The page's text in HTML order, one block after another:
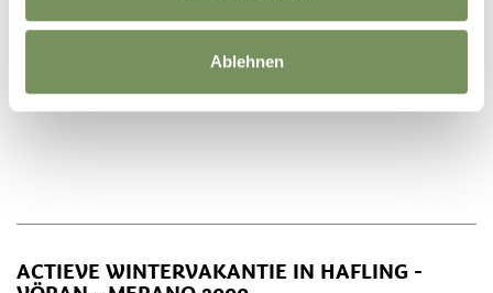
Ablehnen
ACTIEVE WINTERVAKANTIE IN HAFLING -